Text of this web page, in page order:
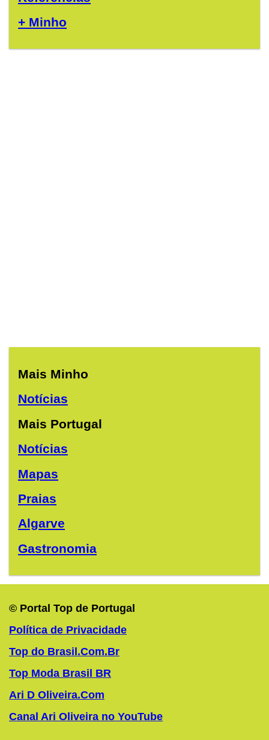
+ Minho
Mais Minho
Notícias
Mais Portugal
Notícias
Mapas
Praias
Algarve
Gastronomia
© Portal Top de Portugal
Política de Privacidade
Top do Brasil.Com.Br
Top Moda Brasil BR
Ari D Oliveira.Com
Canal Ari Oliveira no YouTube